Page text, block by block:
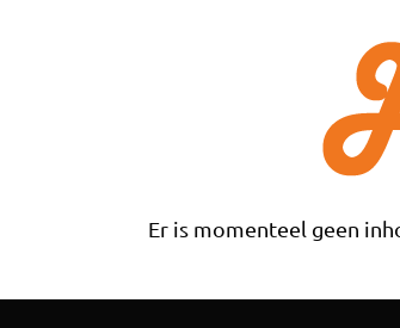
Er is momenteel geen